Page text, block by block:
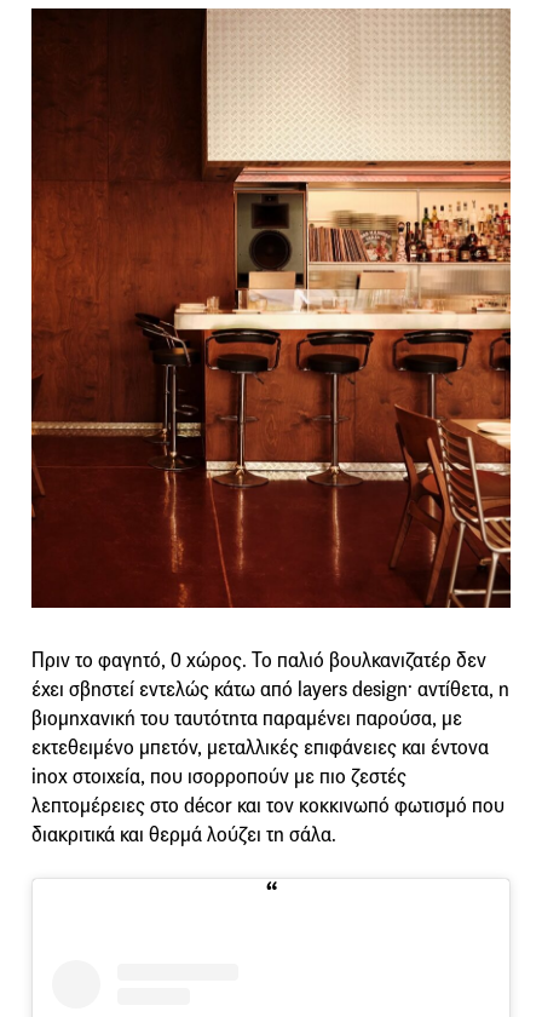
Πριν το φαγητό, 0 χώρος. Το παλιό βουλκανιζατέρ δεν
έχει σβηστεί εντελώς κάτω από layers design· αντίθετα, η
βιομηχανική του ταυτότητα παραμένει παρούσα, με
εκτεθειμένο μπετόν, μεταλλικές επιφάνειες και έντονα
inox στοιχεία, που ισορροπούν με πιο ζεστές
λεπτομέρειες στο décor και τον κοκκινωπό φωτισμό που
διακριτικά και θερμά λούζει τη σάλα.